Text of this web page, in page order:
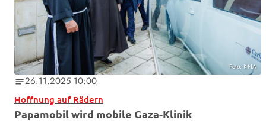
Foto: KNA
notes26.11.2025 10:00
Hoffnung auf Rädern
Papamobil wird mobile Gaza-Klinik